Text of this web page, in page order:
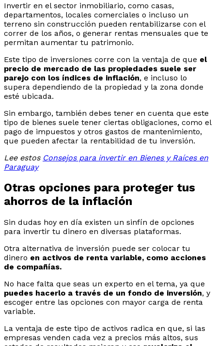
Invertir en el sector inmobiliario, como casas,
departamentos, locales comerciales o incluso un
terreno sin construcción pueden rentabilizarse con el
correr de los años, o generar rentas mensuales que te
permitan aumentar tu patrimonio.
Este tipo de inversiones corre con la ventaja de que el
precio de mercado de las propiedades suele ser
parejo con los índices de inflación, e incluso lo
supera dependiendo de la propiedad y la zona donde
esté ubicada.
Sin embargo, también debes tener en cuenta que este
tipo de bienes suele tener ciertas obligaciones, como el
pago de impuestos y otros gastos de mantenimiento,
que pueden afectar la rentabilidad de tu inversión.
Lee estos Consejos para invertir en Bienes y Raíces en
Paraguay
Otras opciones para proteger tus
ahorros de la inflación
Sin dudas hoy en día existen un sinfín de opciones
para invertir tu dinero en diversas plataformas.
Otra alternativa de inversión puede ser colocar tu
dinero en activos de renta variable, como acciones
de compañías.
No hace falta que seas un experto en el tema, ya que
puedes hacerlo a través de un fondo de inversión, y
escoger entre las opciones con mayor carga de renta
variable.
La ventaja de este tipo de activos radica en que, si las
empresas venden cada vez a precios más altos, sus